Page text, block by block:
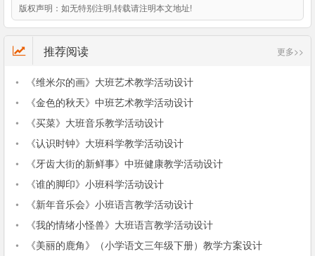
版权声明： 如无特别注明,转载请注明本文地址!
推荐阅读 更多>>
•
《维米尔的画》大班艺术教学活动设计
•
《金色的秋天》中班艺术教学活动设计
•
《买菜》大班音乐教学活动设计
•
《认识时钟》大班科学教学活动设计
•
《牙齿大街的新鲜事》中班健康教学活动设计
•
《谁的脚印》⼩班科学活动设计
•
《新年音乐会》小班语言教学活动设计
•
《我的情绪小怪兽》大班语言教学活动设计
•
《美丽的鹿角》（小学语文三年级下册）教学方案设计